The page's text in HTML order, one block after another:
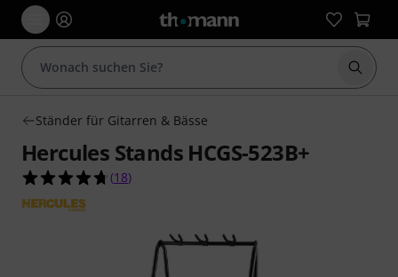
Suche
Ständer für Gitarren & Bässe
Hercules Stands HCGS-523B+
4.7 von 5 Sternen aus 18 Kundenbewertungen
(18)